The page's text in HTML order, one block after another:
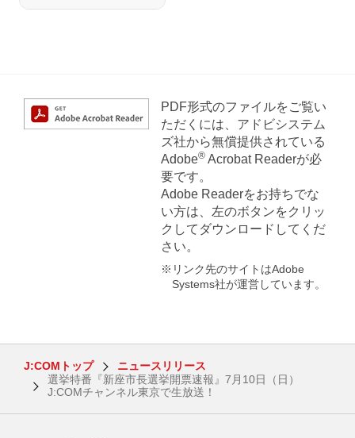
PDF形式のファイルをご覧い
ただくには、アドビシステム
ズ社から無償提供されている
Adobe®Acrobat Readerが必
要です。
Adobe Readerをお持ちでな
い方は、左のボタンをクリッ
クしてダウンロードしてくだ
さい。
※リンク先のサイトはAdobe
Systems社が運営しています。
J:COMトップ
ニュースリリース
選挙特番『新座市長選挙開票速報』7月10日（日）
J:COMチャンネル東京で生放送！